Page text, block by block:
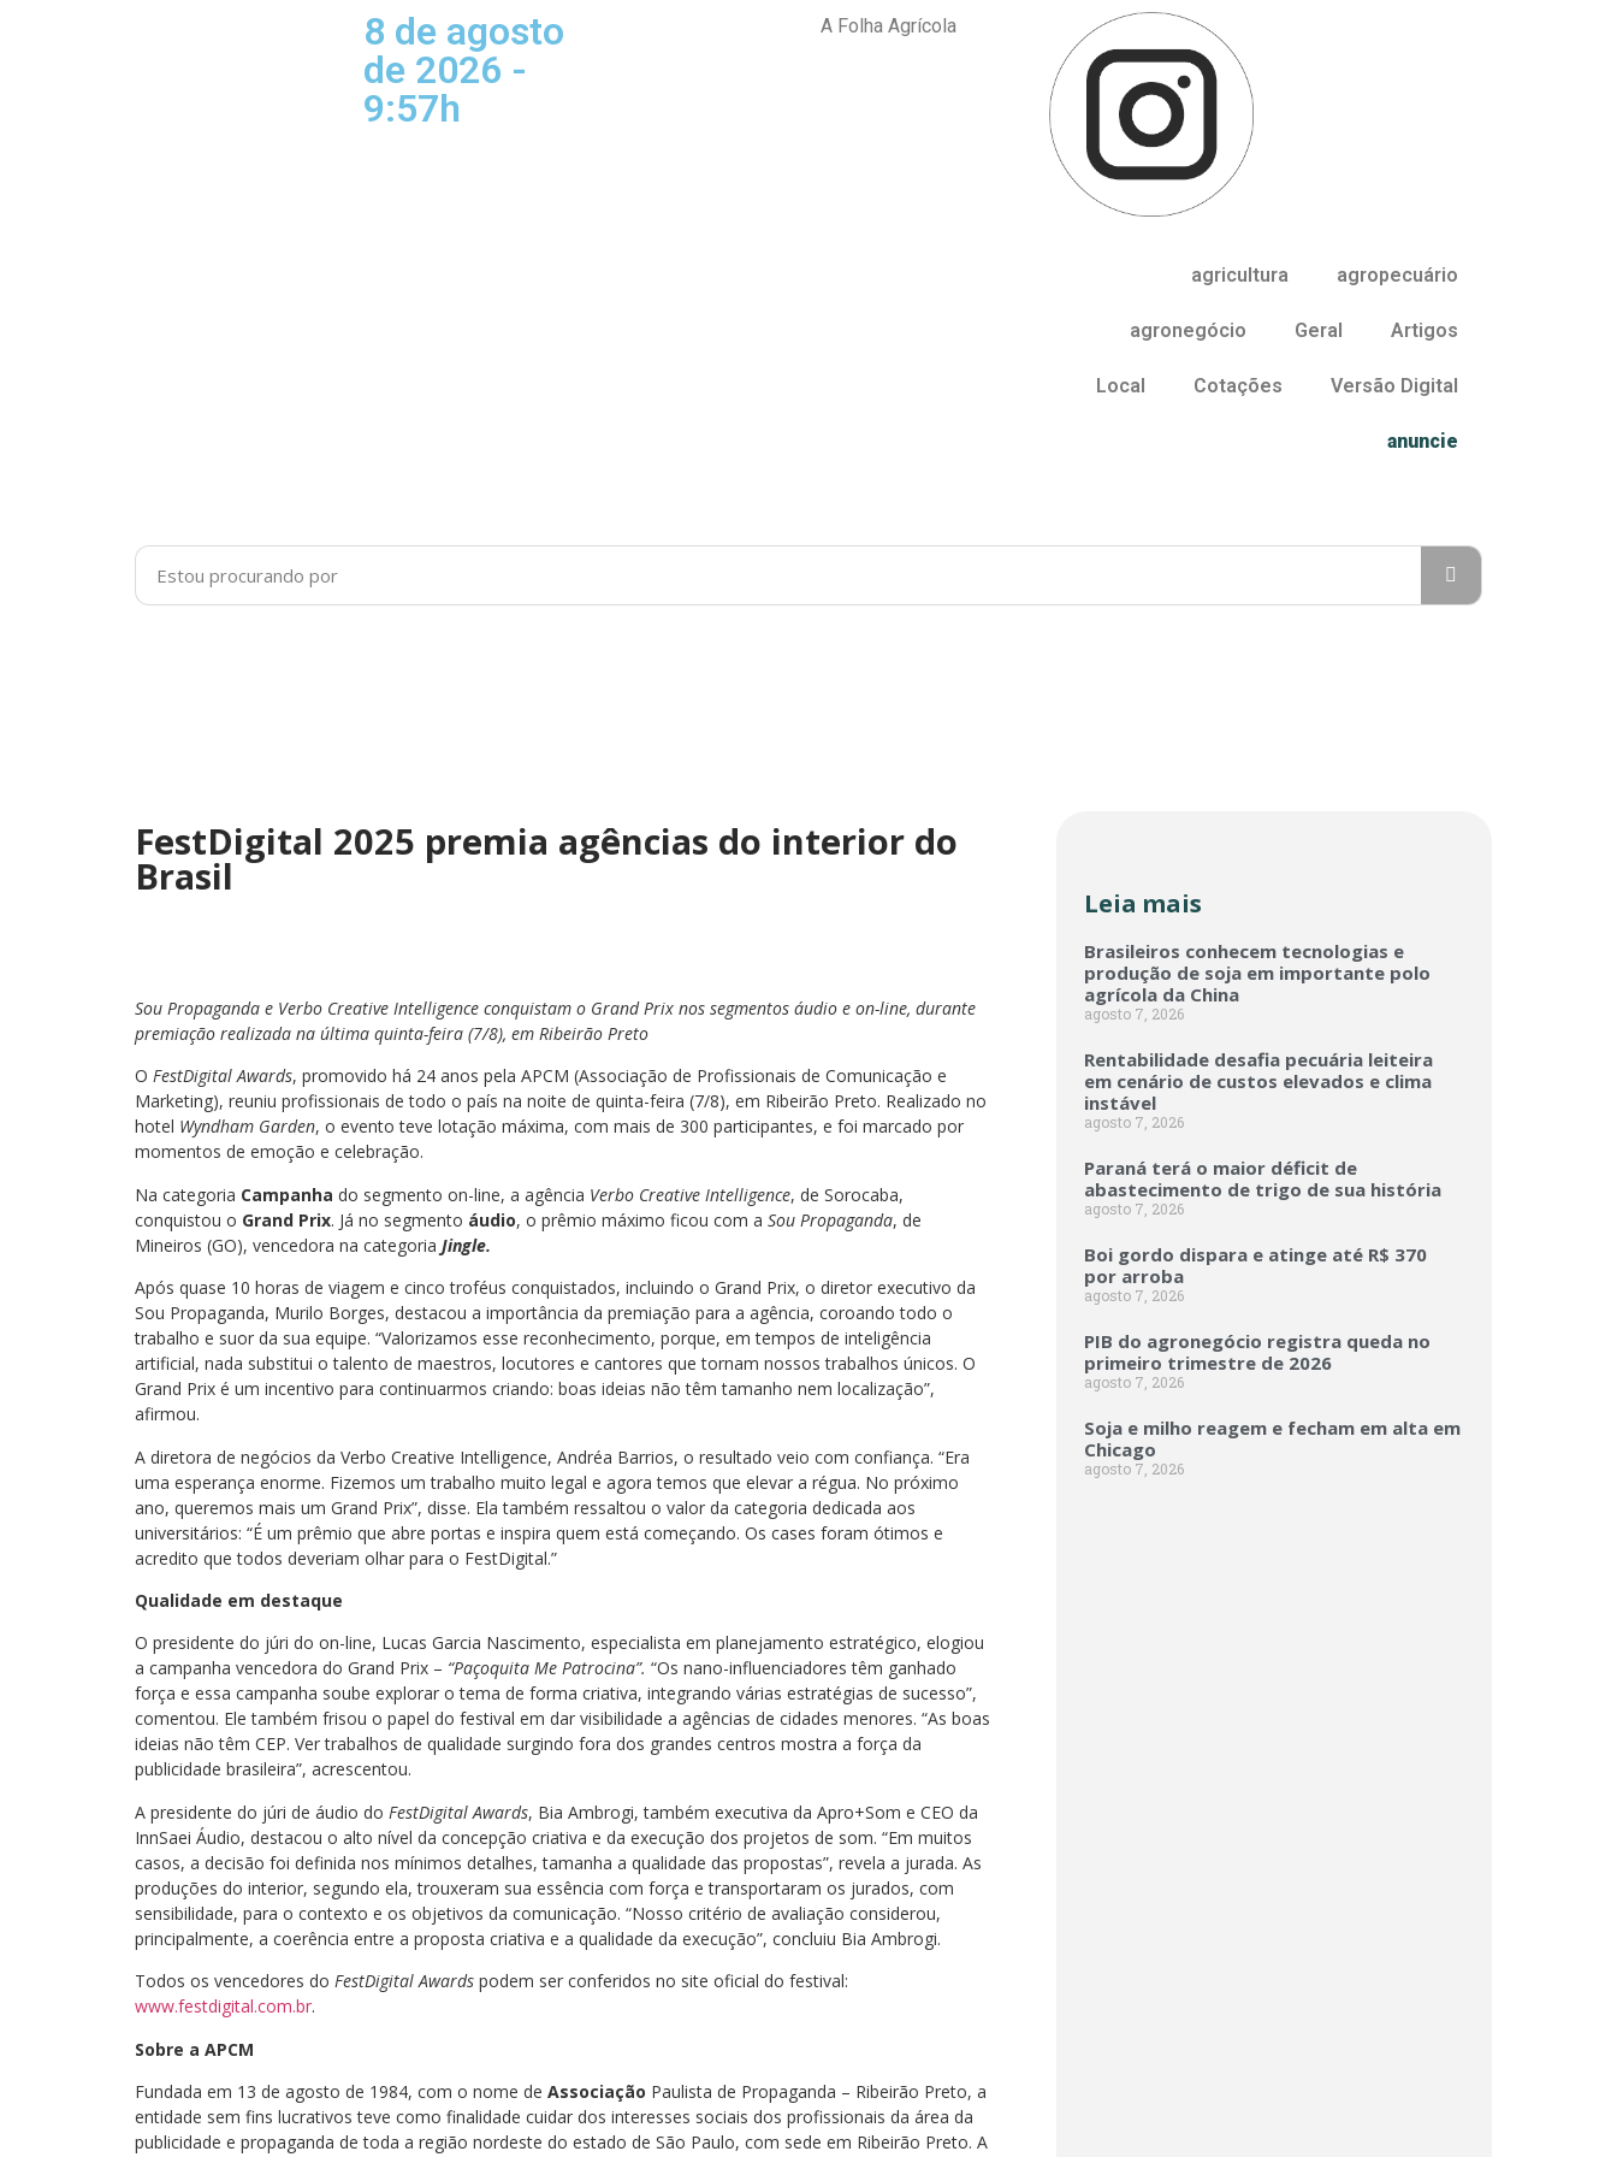
8 de agosto
de 2026 -
9:57h
A Folha Agrícola
agricultura agropecuário
agronegócio Geral Artigos
Local Cotações Versão Digital
anuncie
FestDigital 2025 premia agências do interior do
Brasil
Sou Propaganda e Verbo Creative Intelligence conquistam o Grand Prix nos segmentos áudio e on-line, durante
premiação realizada na última quinta-feira (7/8), em Ribeirão Preto
O FestDigital Awards, promovido há 24 anos pela APCM (Associação de Profissionais de Comunicação e
Marketing), reuniu profissionais de todo o país na noite de quinta-feira (7/8), em Ribeirão Preto. Realizado no
hotel Wyndham Garden, o evento teve lotação máxima, com mais de 300 participantes, e foi marcado por
momentos de emoção e celebração.
Na categoria Campanha do segmento on-line, a agência Verbo Creative Intelligence, de Sorocaba,
conquistou o Grand Prix. Já no segmento áudio, o prêmio máximo ficou com a Sou Propaganda, de
Mineiros (GO), vencedora na categoria Jingle.
Após quase 10 horas de viagem e cinco troféus conquistados, incluindo o Grand Prix, o diretor executivo da
Sou Propaganda, Murilo Borges, destacou a importância da premiação para a agência, coroando todo o
trabalho e suor da sua equipe. “Valorizamos esse reconhecimento, porque, em tempos de inteligência
artificial, nada substitui o talento de maestros, locutores e cantores que tornam nossos trabalhos únicos. O
Grand Prix é um incentivo para continuarmos criando: boas ideias não têm tamanho nem localização”,
afirmou.
A diretora de negócios da Verbo Creative Intelligence, Andréa Barrios, o resultado veio com confiança. “Era
uma esperança enorme. Fizemos um trabalho muito legal e agora temos que elevar a régua. No próximo
ano, queremos mais um Grand Prix”, disse. Ela também ressaltou o valor da categoria dedicada aos
universitários: “É um prêmio que abre portas e inspira quem está começando. Os cases foram ótimos e
acredito que todos deveriam olhar para o FestDigital.”
Qualidade em destaque
O presidente do júri do on-line, Lucas Garcia Nascimento, especialista em planejamento estratégico, elogiou
a campanha vencedora do Grand Prix – “Paçoquita Me Patrocina”. “Os nano-influenciadores têm ganhado
força e essa campanha soube explorar o tema de forma criativa, integrando várias estratégias de sucesso”,
comentou. Ele também frisou o papel do festival em dar visibilidade a agências de cidades menores. “As boas
ideias não têm CEP. Ver trabalhos de qualidade surgindo fora dos grandes centros mostra a força da
publicidade brasileira”, acrescentou.
A presidente do júri de áudio do FestDigital Awards, Bia Ambrogi, também executiva da Apro+Som e CEO da
InnSaei Áudio, destacou o alto nível da concepção criativa e da execução dos projetos de som. “Em muitos
casos, a decisão foi definida nos mínimos detalhes, tamanha a qualidade das propostas”, revela a jurada. As
produções do interior, segundo ela, trouxeram sua essência com força e transportaram os jurados, com
sensibilidade, para o contexto e os objetivos da comunicação. “Nosso critério de avaliação considerou,
principalmente, a coerência entre a proposta criativa e a qualidade da execução”, concluiu Bia Ambrogi.
Todos os vencedores do FestDigital Awards podem ser conferidos no site oficial do festival:
www.festdigital.com.br.
Sobre a APCM
Fundada em 13 de agosto de 1984, com o nome de Associação Paulista de Propaganda – Ribeirão Preto, a
entidade sem fins lucrativos teve como finalidade cuidar dos interesses sociais dos profissionais da área da
publicidade e propaganda de toda a região nordeste do estado de São Paulo, com sede em Ribeirão Preto. A
Leia mais
Brasileiros conhecem tecnologias e
produção de soja em importante polo
agrícola da China
agosto 7, 2026
Rentabilidade desafia pecuária leiteira
em cenário de custos elevados e clima
instável
agosto 7, 2026
Paraná terá o maior déficit de
abastecimento de trigo de sua história
agosto 7, 2026
Boi gordo dispara e atinge até R$ 370
por arroba
agosto 7, 2026
PIB do agronegócio registra queda no
primeiro trimestre de 2026
agosto 7, 2026
Soja e milho reagem e fecham em alta em
Chicago
agosto 7, 2026